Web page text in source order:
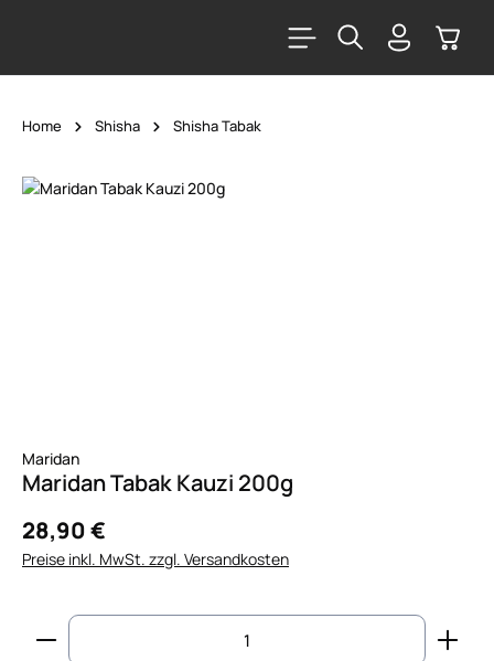
Home Shisha Shisha Tabak
Bildergalerie überspringen
Maridan
Maridan Tabak Kauzi 200g
28,90 €
Preise inkl. MwSt. zzgl. Versandkosten
Produkt Anzahl: Gib den gewünschten Wert